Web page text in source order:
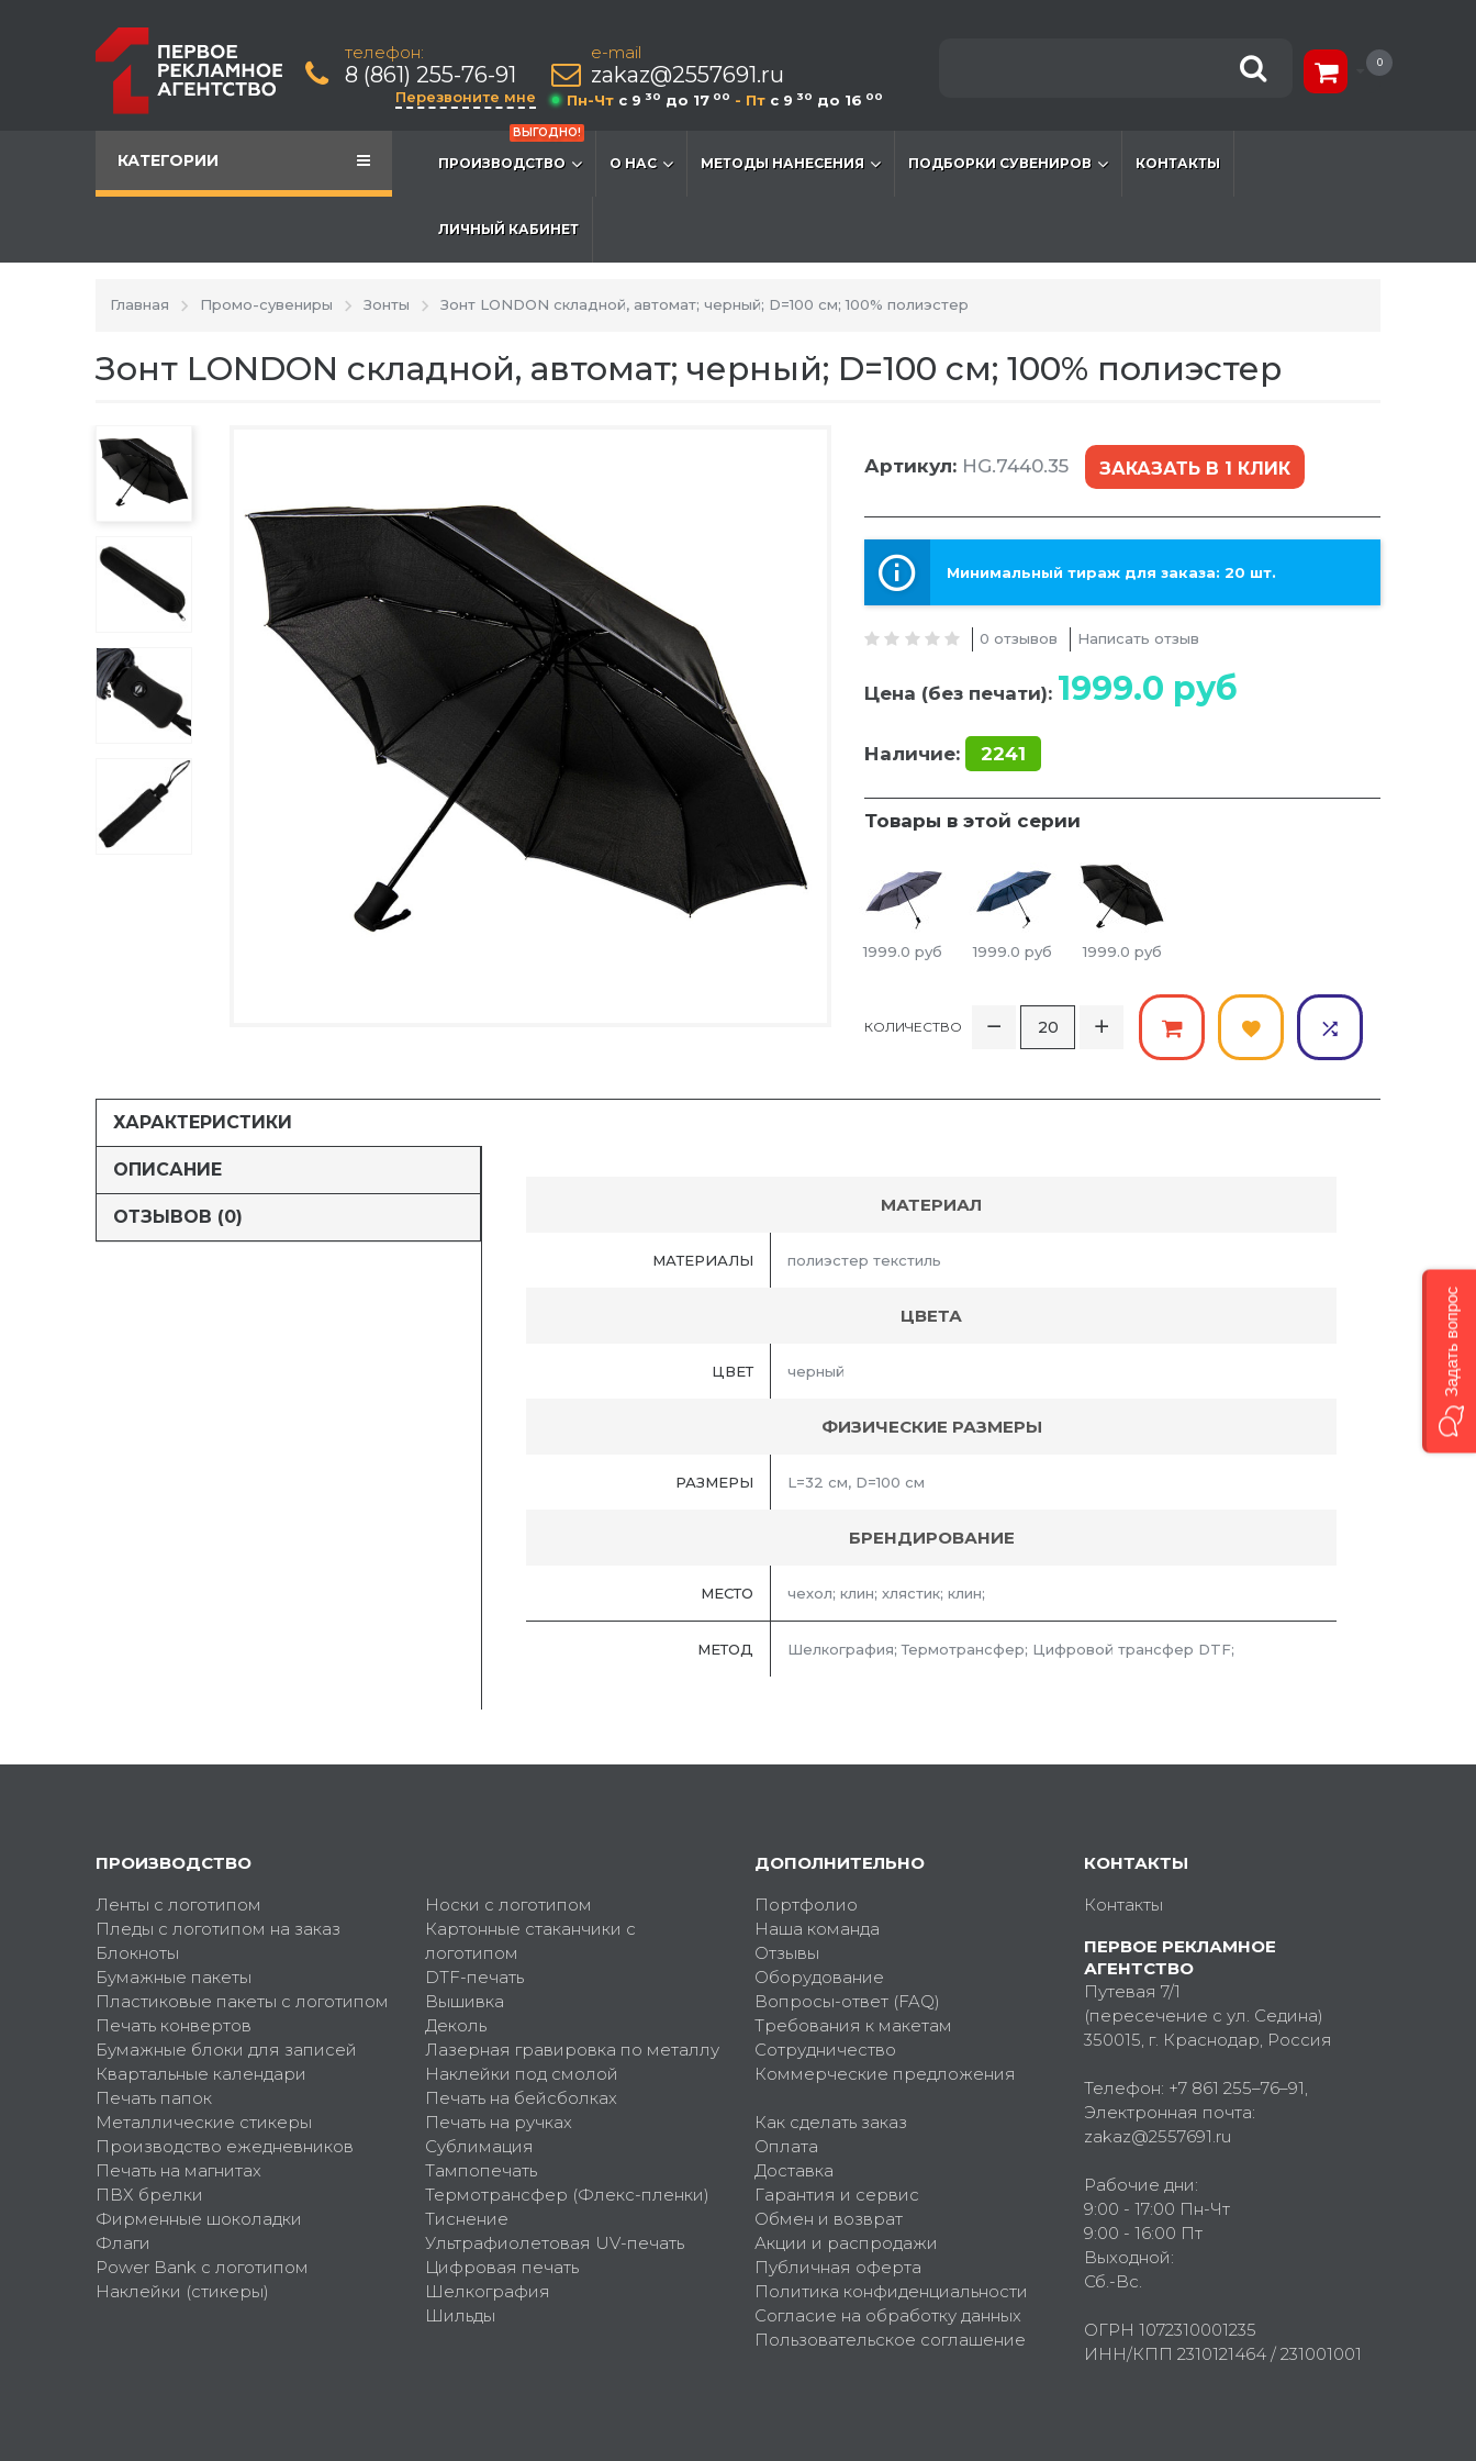
телефон:
8 (861) 255-76-91
Перезвоните мне
e-mail
zakaz@2557691.ru
Пн-Чт c 9 30 до 17 00 - Пт c 9 30 до 16 00
0
КАТЕГОРИИ
ВЫГОДНО!
ПРОИЗВОДСТВО О НАС МЕТОДЫ НАНЕСЕНИЯ ПОДБОРКИ СУВЕНИРОВ КОНТАКТЫ
ЛИЧНЫЙ КАБИНЕТ
Главная Промо-сувениры Зонты Зонт LONDON складной, автомат; черный; D=100 см; 100% полиэстер
Зонт LONDON складной, автомат; черный; D=100 см; 100% полиэстер
Артикул: HG.7440.35 ЗАКАЗАТЬ В 1 КЛИК
Минимальный тираж для заказа: 20 шт.
0 отзывов Написать отзыв
Цена (без печати): 1999.0 руб
Наличие: 2241
Товары в этой серии
1999.0 руб 1999.0 руб 1999.0 руб
КОЛИЧЕСТВО
ХАРАКТЕРИСТИКИ
ОПИСАНИЕ
ОТЗЫВОВ (0)
МАТЕРИАЛ
МАТЕРИАЛЫ полиэстер текстиль
ЦВЕТА
ЦВЕТ черный
ФИЗИЧЕСКИЕ РАЗМЕРЫ
РАЗМЕРЫ L=32 см, D=100 см
БРЕНДИРОВАНИЕ
МЕСТО чехол; клин; хлястик; клин;
МЕТОД Шелкография; Термотрансфер; Цифровой трансфер DTF;
ПРОИЗВОДСТВО
Ленты с логотипом
Пледы с логотипом на заказ
Блокноты
Бумажные пакеты
Пластиковые пакеты с логотипом
Печать конвертов
Бумажные блоки для записей
Квартальные календари
Печать папок
Металлические стикеры
Производство ежедневников
Печать на магнитах
ПВХ брелки
Фирменные шоколадки
Флаги
Power Bank с логотипом
Наклейки (стикеры)
Носки с логотипом
Картонные стаканчики с
логотипом
DTF-печать
Вышивка
Деколь
Лазерная гравировка по металлу
Наклейки под смолой
Печать на бейсболках
Печать на ручках
Сублимация
Тампопечать
Термотрансфер (Флекс-пленки)
Тиснение
Ультрафиолетовая UV-печать
Цифровая печать
Шелкография
Шильды
ДОПОЛНИТЕЛЬНО
Портфолио
Наша команда
Отзывы
Оборудование
Вопросы-ответ (FAQ)
Требования к макетам
Сотрудничество
Коммерческие предложения
Как сделать заказ
Оплата
Доставка
Гарантия и сервис
Обмен и возврат
Акции и распродажи
Публичная оферта
Политика конфиденциальности
Согласие на обработку данных
Пользовательское соглашение
КОНТАКТЫ
Контакты
ПЕРВОЕ РЕКЛАМНОЕ
АГЕНТСТВО
Путевая 7/1
(пересечение с ул. Седина)
350015, г. Краснодар, Россия
Телефон: +7 861 255–76–91,
Электронная почта:
zakaz@2557691.ru
Рабочие дни:
9:00 - 17:00 Пн-Чт
9:00 - 16:00 Пт
Выходной:
Сб.-Вс.
ОГРН 1072310001235
ИНН/КПП 2310121464 / 231001001
Задать вопрос